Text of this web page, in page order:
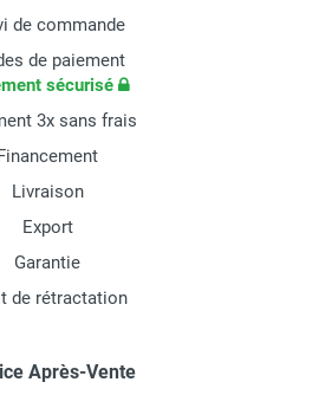
de commande
de paiement
sécurisé
3x sans frais
Livraison
Export
Garantie
de rétractation
Après-Vente